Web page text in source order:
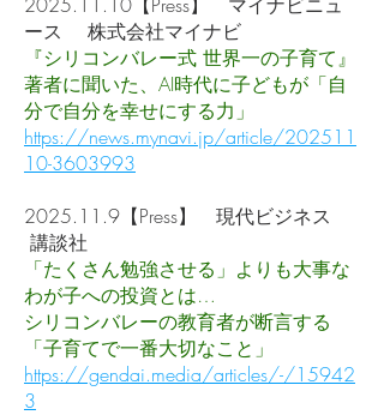
ース 株式会社マイナビ
『シリコンバレー式 世界一の子育て』
著者に聞いた、AI時代に子どもが「自
分で自分を幸せにする力」
https://news.mynavi.jp/article/202511
10-3603993
2025.11.9 【Press】 現代ビジネス
講談社
「たくさん勉強させる」よりも大事な
わが子への投資とは…
シリコンバレーの教育者が断言する
「子育てで一番大切なこと」
https://gendai.media/articles/-/15942
3